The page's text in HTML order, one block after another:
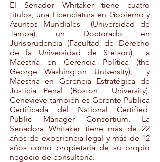
El Senador Whitaker tiene cuatro
títulos, una Licenciatura en Gobierno y
Asuntos Mundiales (Universidad de
Tampa), un Doctorado en
Jurisprudencia (Facultad de Derecho
de la Universidad de Stetson) a
Maestría en Gerencia Política (the
George Washington University), y
Maestría en Gerencia Estratégica de
Justicia Penal (Boston University).
Genevieve también es Gerente Pública
Certificada del National Certified
Public Manager Consortium. La
Senadora Whitaker tiene más de 22
años de experiencia legal y más de 12
años como propietaria de su propio
negocio de consultoría.